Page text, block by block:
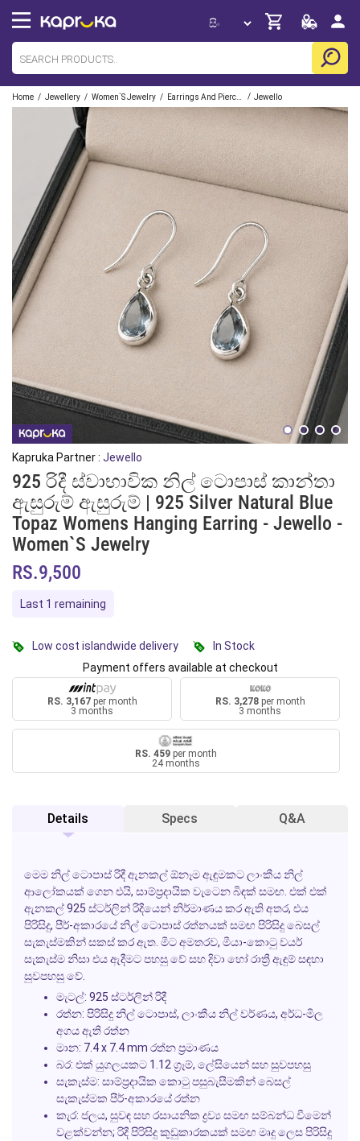
Home / Jewellery / Women`s Jewelry / / Jewello
Kapruka Partner : Jewello
925 රිදී ස්වාභාවික නිල් ටොපාස් කාන්තා
ඇසුරුම් ඇසුරුම් | 925 Silver Natural Blue
Topaz Womens Hanging Earring - Jewello -
Women`s Jewelry
RS.9,500
Last 1 remaining
Low cost islandwide delivery
In Stock
Payment offers available at checkout
RS. 3,167per month
3 months
RS. 3,278per month
3 months
RS. 459 per month
24 months
Details Specs Q&A
මෙම නිල් ටොපාස් රිදීඇනකල්ඕනෑම ඇඳුමකට ලාංකීය නිල්
ආලෝකයක් ගෙන එයි, සාම්ප්‍රදායික වැටෙන බිඳක් සමඟ. එක් එක්
ඇනකල්925 ස්ටර්ලින් රිදීයෙන් නිර්මාණය කර ඇති අතර, එය
පිරිසිදු, පීර්-අකාරයේ නිල් ටොපාස් රත්නයක් සමඟ පිරිසිදු බෙසල්
සැකැස්මකින් සකස් කර ඇත. මීට අමතරව, මීයා-කොටු වයර්
සැකැස්ම නිසා එය ඇදීමට පහසු වේ සහ දිවා හෝ රාත්‍රී ඇඳුම් සඳහා
සුවපහසු වේ.
මැටල්: 925 ස්ටර්ලින් රිදී
රත්න: පිරිසිදු නිල් ටොපාස්, ලාංකීය නිල් වර්ණය, අර්ධ-මිල
අගය ඇති රත්න
මාන: 7.4 x 7.4 mm රත්න ප්‍රමාණය
බර: එක් යුගලයකට 1.12 ග්‍රෑම්, ලේසියෙන් සහ සුවපහසු
සැකැස්ම: සාම්ප්‍රදායික කොටු පසුබැසීමකින් බෙසල්
සැකැස්මක පීර්-අකාරයේ රත්න
කැර: ජලය, සුවඳ සහ රසායනික ද්‍රව්‍ය සමඟ සම්බන්ධ වීමෙන්
වළක්වන්න; රිදී පිරිසිදු කුඩුකාරකයක් සමඟ මෘදු ලෙස පිරිසිදු